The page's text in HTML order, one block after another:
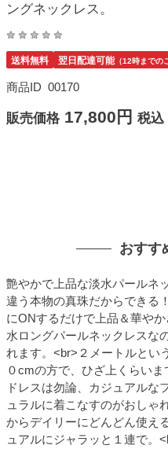
ングネックレス。
送料無料 翌日配達可能（12時までの
商品ID 00170
販売価格 17,800円 税込
おすす
艶やかで上品な淡水パールネ
違う本物の真珠だからできる
にONするだけで上品＆華や
水ロングパールネックレスな
れます。<br>２メートルとい
０cmの方で、ひざ上くらい
ドレスは勿論、カジュアルな
ュラルに着こなすのがおしゃ
からデイリーにどんどん使え
ュアルにジャラッと１連で。